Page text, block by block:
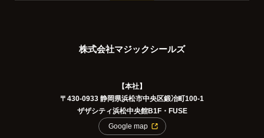
株式会社マジックシールズ
【本社】
〒430-0933 静岡県浜松市中央区鍛冶町100-1
ザザシティ浜松中央館B1F・FUSE
Google map